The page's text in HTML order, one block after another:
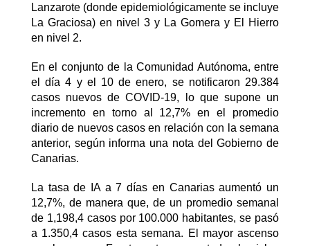
Lanzarote (donde epidemiológicamente se incluye
La Graciosa) en nivel 3 y La Gomera y El Hierro
en nivel 2.
En el conjunto de la Comunidad Autónoma, entre
el día 4 y el 10 de enero, se notificaron 29.384
casos nuevos de COVID-19, lo que supone un
incremento en torno al 12,7% en el promedio
diario de nuevos casos en relación con la semana
anterior, según informa una nota del Gobierno de
Canarias.
La tasa de IA a 7 días en Canarias aumentó un
12,7%, de manera que, de un promedio semanal
de 1,198,4 casos por 100.000 habitantes, se pasó
a 1.350,4 casos esta semana. El mayor ascenso